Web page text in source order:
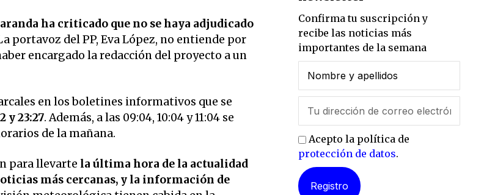
ha criticado que no se haya adjudicado
portavoz del PP, Eva López, no entiende por
encargado la redacción del proyecto a un
en los boletines informativos que se
y 23:27. Además, a las 09:04, 10:04 y 11:04 se
de la mañana.
para llevarte la última hora de la actualidad
más cercanas, y la información de
Confirma tu suscripción y
recibe las noticias más
importantes de la semana
Acepto la política de
protección de datos.